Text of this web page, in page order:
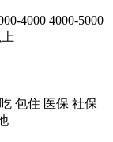
4000 4000-5000
包住 医保 社保